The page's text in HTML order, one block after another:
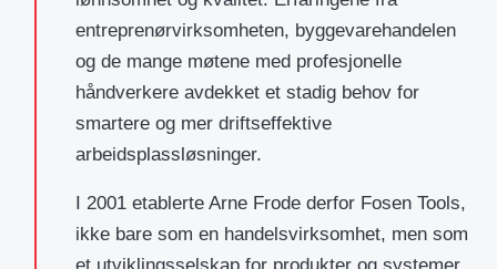
entreprenørvirksomheten, byggevarehandelen
og de mange møtene med profesjonelle
håndverkere avdekket et stadig behov for
smartere og mer driftseffektive
arbeidsplassløsninger.
I 2001 etablerte Arne Frode derfor Fosen Tools,
ikke bare som en handelsvirksomhet, men som
et utviklingsselskap for produkter og systemer